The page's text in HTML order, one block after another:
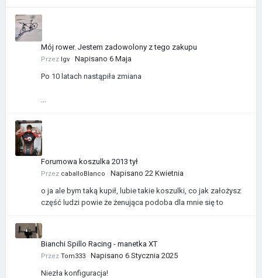
Mój rower. Jestem zadowolony z tego zakupu
Przez Igv · Napisano 6 Maja
Po 10 latach nastąpiła zmiana
Forumowa koszulka 2013 tył
Przez caballoBlanco · Napisano 22 Kwietnia
o ja ale bym taką kupił, lubie takie koszulki, co jak założysz
część ludzi powie że żenująca podoba dla mnie się to
Bianchi Spillo Racing - manetka XT
Przez Tom333 · Napisano 6 Stycznia 2025
Niezła konfiguracja!